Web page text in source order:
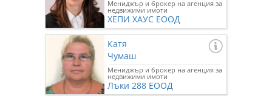
Мениджър и брокер на агенция за
недвижими имоти
ХЕПИ ХАУС ЕООД
Катя
Чумаш
Мениджър и брокер на агенция за
недвижими имоти
Лъки 288 ЕООД